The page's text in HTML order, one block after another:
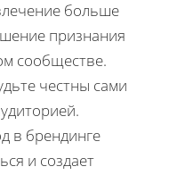
больше
признания
сообществе.
честны сами
в брендинге
и создает